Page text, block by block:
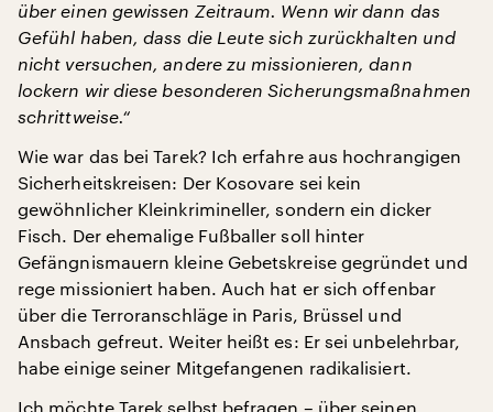
über einen gewissen Zeitraum. Wenn wir dann das
Gefühl haben, dass die Leute sich zurückhalten und
nicht versuchen, andere zu missionieren, dann
lockern wir diese besonderen Sicherungsmaßnahmen
schrittweise.“
Wie war das bei Tarek? Ich erfahre aus hochrangigen
Sicherheitskreisen: Der Kosovare sei kein
gewöhnlicher Kleinkrimineller, sondern ein dicker
Fisch. Der ehemalige Fußballer soll hinter
Gefängnismauern kleine Gebetskreise gegründet und
rege missioniert haben. Auch hat er sich offenbar
über die Terroranschläge in Paris, Brüssel und
Ansbach gefreut. Weiter heißt es: Er sei unbelehrbar,
habe einige seiner Mitgefangenen radikalisiert.
Ich möchte Tarek selbst befragen – über seinen